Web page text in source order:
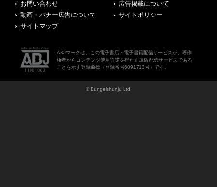
お問い合わせ
広告掲載について
動画・バナー広告について
サイトポリシー
サイトマップ
ABJマークは、この電子書店・電子書籍配信サービスが、著作
権者からコンテンツ使用許諾を得た正規版配信サービスである
ことを示す登録商標（登録番号6091713号）です。
© Bungeishunju Ltd.